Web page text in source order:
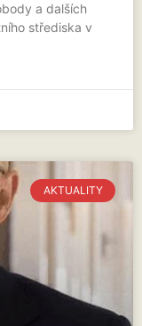
a dalších
střediska v
AKTUALITY